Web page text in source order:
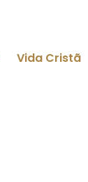
Vida Cristã